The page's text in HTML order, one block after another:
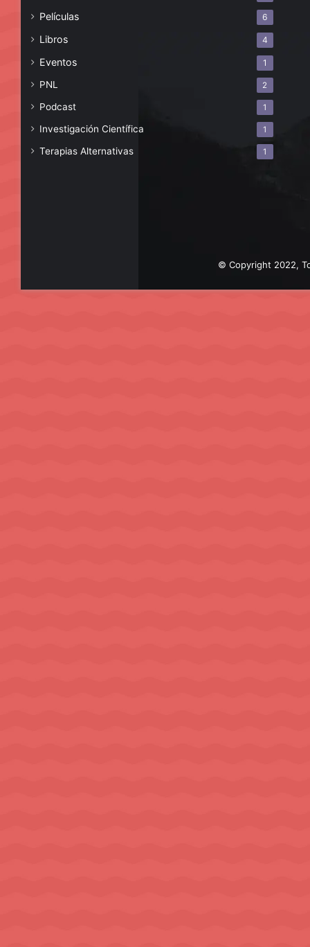
Películas 6
Libros 4
Eventos 1
PNL 2
Podcast 1
Investigación Científica 1
Terapias Alternativas 1
© Copyright 2022,